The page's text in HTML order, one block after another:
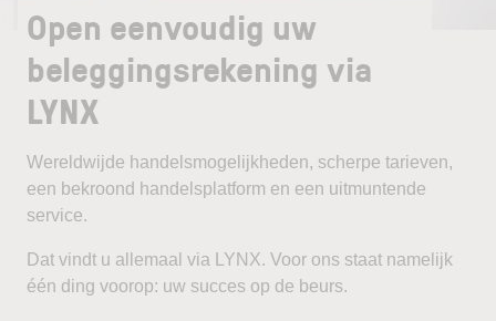
Open eenvoudig uw
beleggingsrekening via
LYNX
Wereldwijde handelsmogelijkheden, scherpe tarieven,
een bekroond handelsplatform en een uitmuntende
service.
Dat vindt u allemaal via LYNX. Voor ons staat namelijk
één ding voorop: uw succes op de beurs.